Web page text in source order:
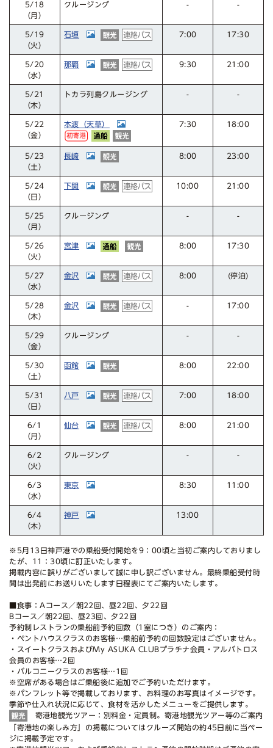
5/18
（月）
クルージング - -
5/19
（火）
石垣 7:00 17:30
5/20
（水）
那覇 9:30 21:00
5/21
（木）
トカラ列島クルージング - -
5/22
（金）
本渡（天草） 7:30 18:00
5/23
（土）
長崎 8:00 23:00
5/24
（日）
下関 10:00 21:00
5/25
（月）
クルージング - -
5/26
（火）
宮津 8:00 17:30
5/27
（水）
金沢 8:00 (停泊)
5/28
（木）
金沢 - 17:00
5/29
（金）
クルージング - -
5/30
（土）
函館 8:00 22:00
5/31
（日）
八戸 7:00 18:00
6/1
（月）
仙台 8:00 21:00
6/2
（火）
クルージング - -
6/3
（水）
東京 8:30 11:00
6/4
（木）
神戸 13:00
※5月13日神戸港での乗船受付開始を9：00頃と当初ご案内しておりまし
たが、11：30頃に訂正いたします。
掲載内容に誤りがございまして誠に申し訳ございません。最終乗船受付時
間は出発前にお送りいたします日程表にてご案内いたします。
■食事：Aコース／朝22回、昼22回、夕22回
Bコース／朝22回、昼23回、夕22回
予約制レストランの乗船前予約回数（1室につき）のご案内：
・ペントハウスクラスのお客様…乗船前予約の回数設定はございません。
・スイートクラスおよびMy ASUKA CLUBプラチナ会員・アルバトロス
会員のお客様…2回
・バルコニークラスのお客様…1回
※空席がある場合はご乗船後に追加でご予約いただけます。
※パンフレット等で掲載しております、お料理のお写真はイメージです。
季節や仕入れ状況に応じて、食材を活かしたメニューをご提供します。
寄港地観光ツアー：別料金・定員制。寄港地観光ツアー等のご案内
「寄港地の楽しみ方」の掲載についてはクルーズ開始の約45日前に当ペー
ジに掲載予定です。